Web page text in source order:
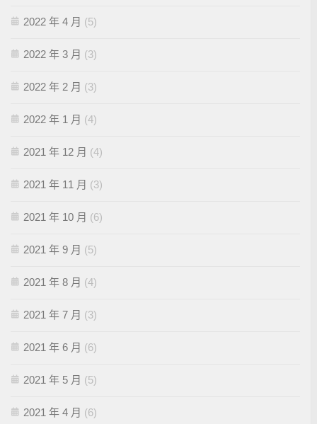
2022 年 4 月 (5)
2022 年 3 月 (3)
2022 年 2 月 (3)
2022 年 1 月 (4)
2021 年 12 月 (4)
2021 年 11 月 (3)
2021 年 10 月 (6)
2021 年 9 月 (5)
2021 年 8 月 (4)
2021 年 7 月 (3)
2021 年 6 月 (6)
2021 年 5 月 (5)
2021 年 4 月 (6)